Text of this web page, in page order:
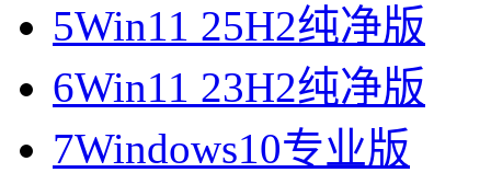
5Win11 25H2纯净版
6Win11 23H2纯净版
7Windows10专业版